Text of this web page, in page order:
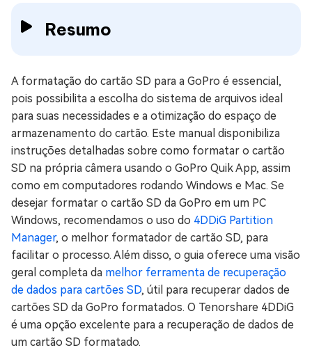
Resumo
A formatação do cartão SD para a GoPro é essencial,
pois possibilita a escolha do sistema de arquivos ideal
para suas necessidades e a otimização do espaço de
armazenamento do cartão. Este manual disponibiliza
instruções detalhadas sobre como formatar o cartão
SD na própria câmera usando o GoPro Quik App, assim
como em computadores rodando Windows e Mac. Se
desejar formatar o cartão SD da GoPro em um PC
Windows, recomendamos o uso do 4DDiG Partition
Manager, o melhor formatador de cartão SD, para
facilitar o processo. Além disso, o guia oferece uma visão
geral completa da melhor ferramenta de recuperação
de dados para cartões SD, útil para recuperar dados de
cartões SD da GoPro formatados. O Tenorshare 4DDiG
é uma opção excelente para a recuperação de dados de
um cartão SD formatado.